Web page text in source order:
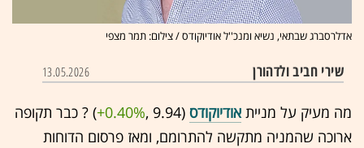
אדלרסברג שבתאי, נשיא ומנכ''ל אודיוקודס / צילום: תמר מצפי
שירי חביב ולדהורן 13.05.2026
מה מעיק על מנייתאודיוקודס (9.94 ,‎
+0.40%‏) ? כבר תקופה
ארוכה שהמניה מתקשה להתרומם, ומאז פרסום הדוחות